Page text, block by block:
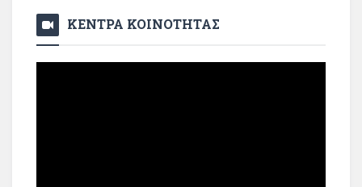
ΚΕΝΤΡΑ ΚΟΙΝΟΤΗΤΑΣ